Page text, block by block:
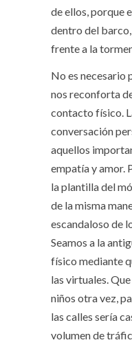
de ellos, porque
dentro del
frente a la
No es necesario
nos reconforta
contacto físico.
conversación
aquellos
empatía y amor.
la plantilla del
de la misma
escandaloso de
Seamos a la
físico mediante
las virtuales.
niños otra vez,
las calles sería
volumen de